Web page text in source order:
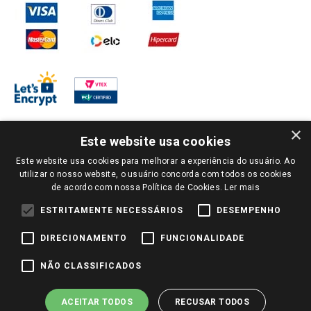
PARA VER OS PREÇOS DA SUA REGIÃO, FAÇA LOGIN E SELECIONE A LOJA DE
SUA PREFERÊNCIA. SOMENTE APÓS O LOGIN, OS PREÇOS DA SUA REGIÃO OU
LOJA SERÃO CARREGADOS.
TODOS OS PREÇOS E CONDIÇÕES COMERCIAIS DESTE SITE SÃO VÁLIDOS APENAS
PARA COMPRAS REALIZADAS NO GIASSI.COM.BR E NA LOJA SELECIONADA
PREÇOS PARA AS VENDAS ONLINE DIVULGADOS NO SITE PREVALECEM ANTE
COMUNICAÇÃO E SITES DE BUSCAS.
2022 COPYRIGHT - GIASSI SUPERMERCADOS. TODOS OS DIREITOS RESERVADOS.
×
Este website usa cookies
Este website usa cookies para melhorar a experiência do usuário. Ao
utilizar o nosso website, o usuário concorda com todos os cookies
de acordo com nossa Política de Cookies. Ler mais
ESTRITAMENTE NECESSÁRIOS DESEMPENHO
DIRECIONAMENTO FUNCIONALIDADE
NÃO CLASSIFICADOS
ACEITAR TODOS RECUSAR TODOS